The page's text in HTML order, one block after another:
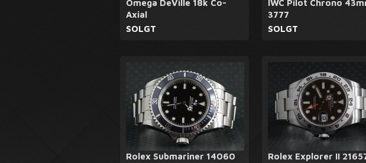
Omega DeVille 18k Co-
Axial
SOLGT
IWC Pilot Chrono
3777
SOLGT
Rolex Submariner 14060 Rolex Explorer II